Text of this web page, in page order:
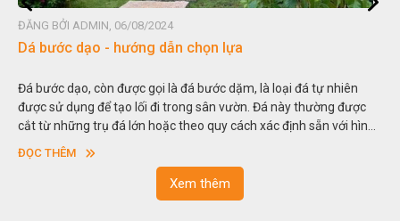
ĐĂNG BỞI ADMIN, 06/08/2024
Dá bước dạo - hướng dẫn chọn lựa
Đá bước dạo, còn được gọi là đá bước dặm, là loại đá tự nhiên
được sử dụng để tạo lối đi trong sân vườn. Đá này thường được
cắt từ những trụ đá lớn hoặc theo quy cách xác định sẵn với hình
vuông hoặc hình chữ nhật và có độ dày khác nhau.
ĐỌC THÊM
Xem thêm